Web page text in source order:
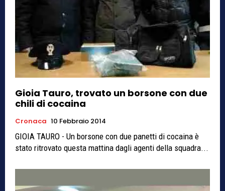
Gioia Tauro, trovato un borsone con due
chili di cocaina
Cronaca 10 Febbraio 2014
GIOIA TAURO - Un borsone con due panetti di cocaina è
stato ritrovato questa mattina dagli agenti della squadra...